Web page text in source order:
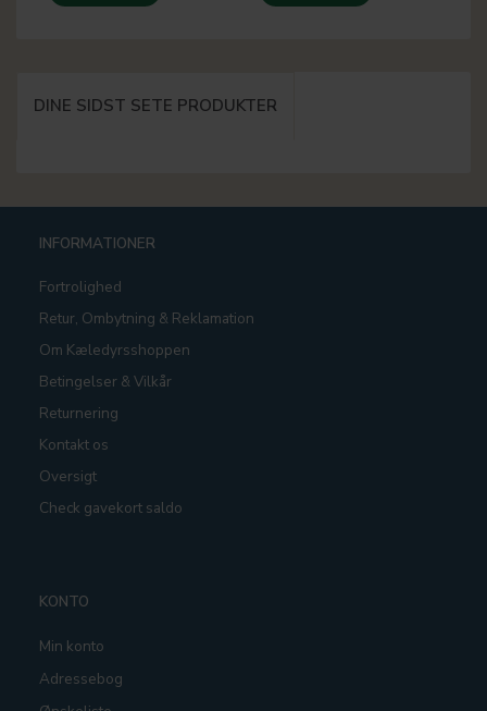
DINE SIDST SETE PRODUKTER
INFORMATIONER
Fortrolighed
Retur, Ombytning & Reklamation
Om Kæledyrsshoppen
Betingelser & Vilkår
Returnering
Kontakt os
Oversigt
Check gavekort saldo
KONTO
Min konto
Adressebog